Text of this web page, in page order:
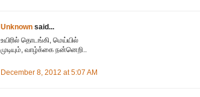
Unknown said...
உயிரில் தொடங்கி, மெய்யில்
முடியும், வாழ்க்கை நன்னெறி..
December 8, 2012 at 5:07 AM